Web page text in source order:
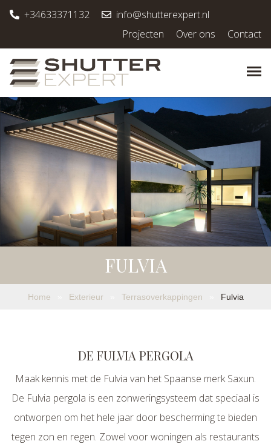
+34633371132
info@shutterexpert.nl
Projecten
Over ons Contact
FULVIA
Home Exterieur Terrasoverkappingen Fulvia
DE FULVIA PERGOLA
Maak kennis met de Fulvia van het Spaanse merk Saxun.
De Fulvia pergola is een zonweringsysteem dat speciaal is
ontworpen om het hele jaar door bescherming te bieden
tegen zon en regen. Zowel voor woningen als restaurants